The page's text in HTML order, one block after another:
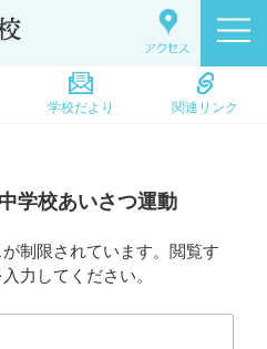
学校だより 関連リンク
学校あいさつ運動
制限されています。閲覧す
力してください。